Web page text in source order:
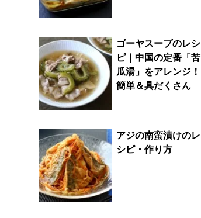
ゴーヤスープのレシ
ピ｜中国の定番「苦
瓜湯」をアレンジ！
簡単＆具だくさん
アジの南蛮漬けのレ
シピ・作り方